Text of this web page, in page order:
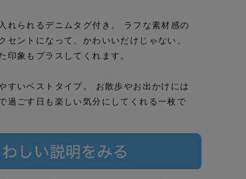
れられるデニムタグ付き。 ラフな素材感の
セントになって、かわいいだけじゃない、
印象もプラスしてくれます。
すいベストタイプ。 お散歩やお出かけには
過ごす日も楽しい気分にしてくれる一枚で